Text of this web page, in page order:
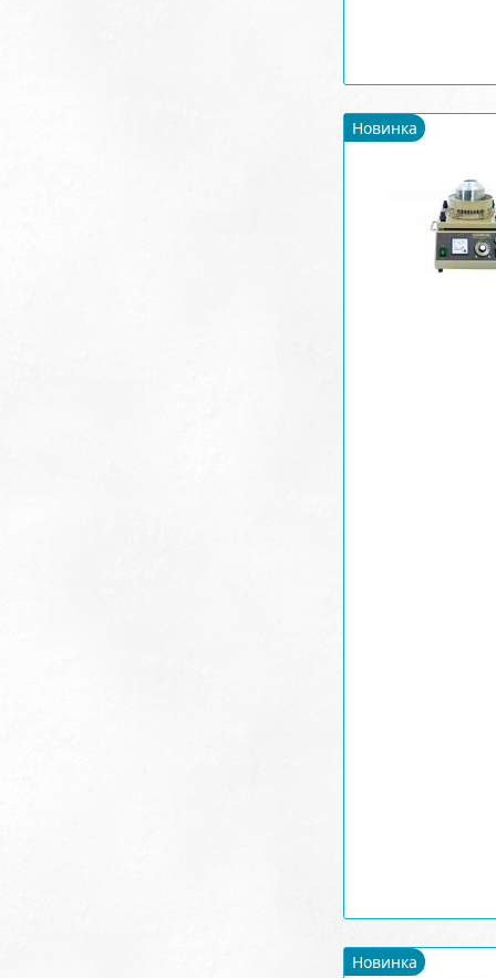
Новинка
Новинка